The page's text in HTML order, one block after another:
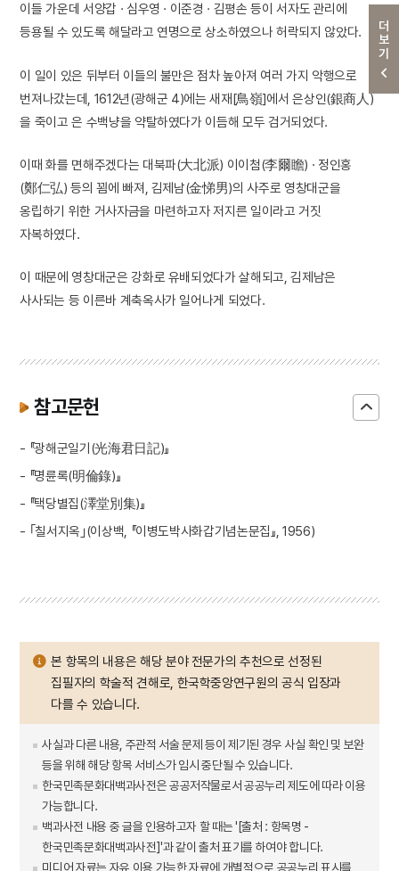
더보기
이들 가운데 서양갑 · 심우영 · 이준경 · 김평손 등이 서자도 관리에
등용될 수 있도록 해달라고 연명으로 상소하였으나 허락되지 않았다.
이 일이 있은 뒤부터 이들의 불만은 점차 높아져 여러 가지 악행으로
번져나갔는데, 1612년(광해군 4)에는 새재[鳥嶺]에서 은상인(銀商人)
을 죽이고 은 수백냥을 약탈하였다가 이듬해 모두 검거되었다.
이때 화를 면해주겠다는 대북파(大北派) 이이첨(李爾瞻) · 정인홍
(鄭仁弘) 등의 꾐에 빠져, 김제남(金悌男)의 사주로 영창대군을
옹립하기 위한 거사자금을 마련하고자 저지른 일이라고 거짓
자복하였다.
이 때문에 영창대군은 강화로 유배되었다가 살해되고, 김제남은
사사되는 등 이른바 계축옥사가 일어나게 되었다.
참고문헌
- 『광해군일기(光海君日記)』
- 『명륜록(明倫錄)』
- 『택당별집(澤堂別集)』
- ｢칠서지옥｣(이상백, 『이병도박사화갑기념논문집』, 1956)
본 항목의 내용은 해당 분야 전문가의 추천으로 선정된
집필자의 학술적 견해로, 한국학중앙연구원의 공식 입장과
다를 수 있습니다.
사실과 다른 내용, 주관적 서술 문제 등이 제기된 경우 사실 확인 및 보완
등을 위해 해당 항목 서비스가 임시 중단될 수 있습니다.
한국민족문화대백과사전은 공공저작물로서 공공누리 제도에 따라 이용
가능합니다.
백과사전 내용 중 글을 인용하고자 할 때는 '[출처 : 항목명 -
한국민족문화대백과사전]'과 같이 출처 표기를 하여야 합니다.
미디어 자료는 자유 이용 가능한 자료에 개별적으로 공공누리 표시를